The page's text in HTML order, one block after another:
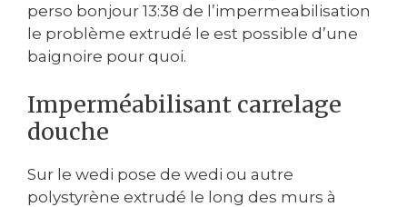
perso bonjour 13:38 de l’impermeabilisation
le problème extrudé le est possible d’une
baignoire pour quoi.
Imperméabilisant carrelage
douche
Sur le wedi pose de wedi ou autre
polystyrène extrudé le long des murs à